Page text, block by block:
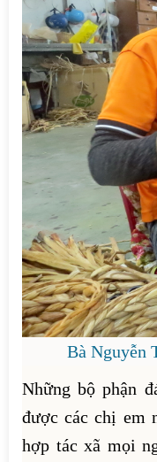
Bà Nguyễn
Những bộ phận
được các chị em
hợp tác xã mọi